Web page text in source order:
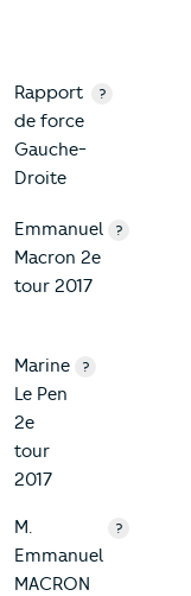
Rapport
de force
Gauche-
Droite
?
Emmanuel
Macron 2e
tour 2017
?
Marine
Le Pen
2e
tour
2017
?
M.
Emmanuel
MACRON
?